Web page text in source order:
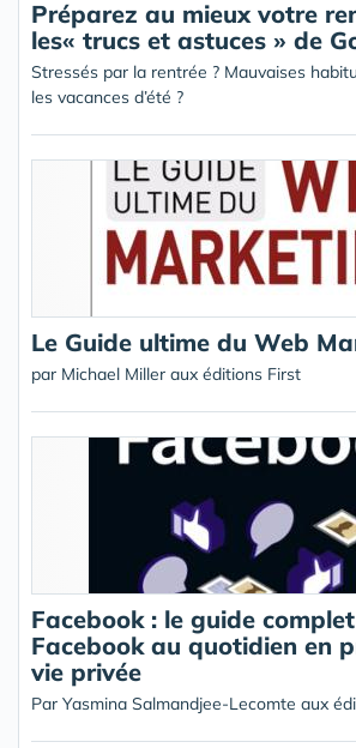
Préparez au mieux votre
les« trucs et astuces » de
Stressés par la rentrée ? Mauvaises
les vacances d’été ?
Le Guide ultime du Web
par Michael Miller aux éditions First
Facebook : le guide
Facebook au quotidien en
vie privée
Par Yasmina Salmandjee-Lecomte aux